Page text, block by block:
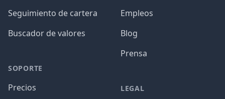
Seguimiento de cartera
Buscador de valores
SOPORTE
Precios
Empleos
Blog
Prensa
LEGAL